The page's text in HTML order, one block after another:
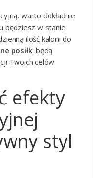
warto dokładnie
będziesz w stanie
ilość kalorii do
posiłki będą
Twoich celów
efekty
styl